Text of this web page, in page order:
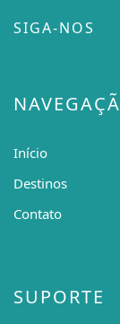
SIGA-NOS
Início
Destinos
Contato
SUPORTE